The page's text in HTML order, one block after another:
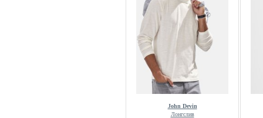
John Devin
Лонгслив